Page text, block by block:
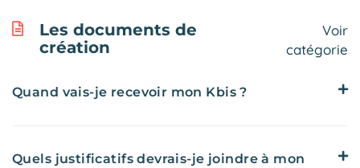
Les documents de
création
Voir
catégorie
Quand vais-je recevoir mon Kbis ?
Quels justificatifs devrais-je joindre à mon